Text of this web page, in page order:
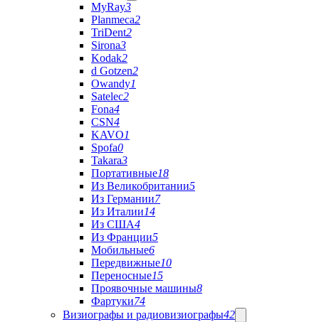
MyRay3
Planmeca2
TriDent2
Sirona3
Kodak2
d Gotzen2
Owandy1
Satelec2
Fona4
CSN4
KAVO1
Spofa0
Takara3
Портативные18
Из Великобритании5
Из Германии7
Из Италии14
Из США4
Из Франции5
Мобильные6
Передвижные10
Переносные15
Проявочные машины8
Фартуки74
Визиографы и радиовизиографы42